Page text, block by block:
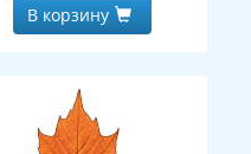
В корзину